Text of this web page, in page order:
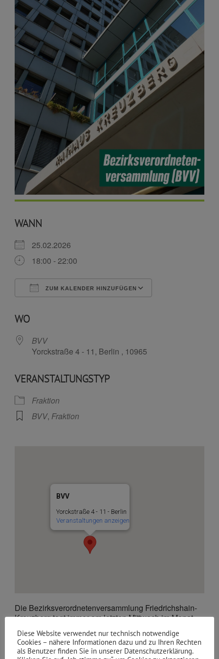
WANN
25.02.2026
18:00 - 22:00
ZUM KALENDER HINZUFÜGEN
WO
BVV
Yorckstraße 4 - 11, Berlin , 10965
VERANSTALTUNGSTYP
Fraktion
BVV, Fraktion
BVV
Yorckstraße 4 - 11 - Berlin
Veranstaltungen anzeigen
Die Bezirksverordnetenversammlung Friedrichshain-
Kreuzberg tagt immer am letzten Mittwoch im Monat,
Als Zuschauer dabei sein?
Diese Website verwendet nur technisch notwendige
Cookies – nähere Informationen dazu und zu Ihren Rechten
als Benutzer finden Sie in unserer Datenschutzerklärung.